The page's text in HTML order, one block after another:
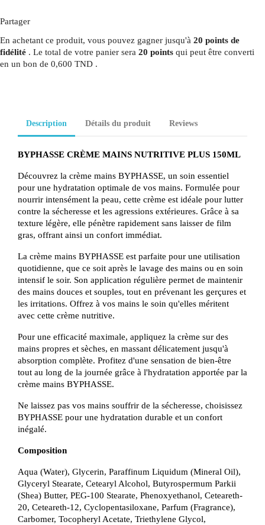
Partager
En achetant ce produit, vous pouvez gagner jusqu'à 20 points de
fidélité . Le total de votre panier sera 20 points qui peut être converti
en un bon de 0,600 TND .
Description Détails du produit Reviews
BYPHASSE CRÈME MAINS NUTRITIVE PLUS 150ML
Découvrez la crème mains BYPHASSE, un soin essentiel
pour une hydratation optimale de vos mains. Formulée pour
nourrir intensément la peau, cette crème est idéale pour lutter
contre la sécheresse et les agressions extérieures. Grâce à sa
texture légère, elle pénètre rapidement sans laisser de film
gras, offrant ainsi un confort immédiat.
La crème mains BYPHASSE est parfaite pour une utilisation
quotidienne, que ce soit après le lavage des mains ou en soin
intensif le soir. Son application régulière permet de maintenir
des mains douces et souples, tout en prévenant les gerçures et
les irritations. Offrez à vos mains le soin qu'elles méritent
avec cette crème nutritive.
Pour une efficacité maximale, appliquez la crème sur des
mains propres et sèches, en massant délicatement jusqu'à
absorption complète. Profitez d'une sensation de bien-être
tout au long de la journée grâce à l'hydratation apportée par la
crème mains BYPHASSE.
Ne laissez pas vos mains souffrir de la sécheresse, choisissez
BYPHASSE pour une hydratation durable et un confort
inégalé.
Composition
Aqua (Water), Glycerin, Paraffinum Liquidum (Mineral Oil),
Glyceryl Stearate, Cetearyl Alcohol, Butyrospermum Parkii
(Shea) Butter, PEG-100 Stearate, Phenoxyethanol, Ceteareth-
20, Ceteareth-12, Cyclopentasiloxane, Parfum (Fragrance),
Carbomer, Tocopheryl Acetate, Triethylene Glycol,